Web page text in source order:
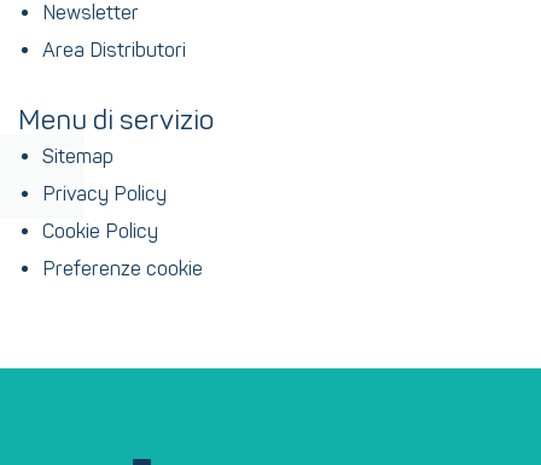
Newsletter
Area Distributori
Menu di servizio
Sitemap
Privacy Policy
Cookie Policy
Preferenze cookie